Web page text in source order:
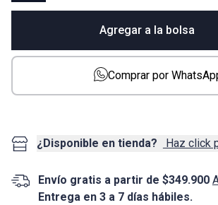
Agregar a la bolsa
Comprar por
¿Disponible en tienda? Haz click
Envío gratis a partir de $349.900
Entrega en 3 a 7 días hábiles.